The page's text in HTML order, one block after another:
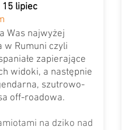
15 lipiec
Was najwyżej
w Rumuni czyli
zapierające
widoki, a następnie
szutrowo-
off-roadowa.
na dziko nad